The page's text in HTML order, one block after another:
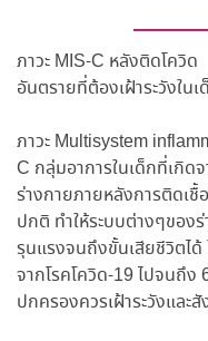
ภาวะ MIS-C หลังติดโควิด
อันตรายที่ต้องเฝ้าระวังในเ
ภาวะ Multisystem
C กลุ่มอาการในเด็กที่เกิด
ร่างกายภายหลังการติดเ
ปกติ ทำให้ระบบต่างๆของ
รุนแรงจนถึงขั้นเสียชีวิตได้
จากโรคโควิด-19 ไปจนถึ
ปกครองควรเฝ้าระวังและ